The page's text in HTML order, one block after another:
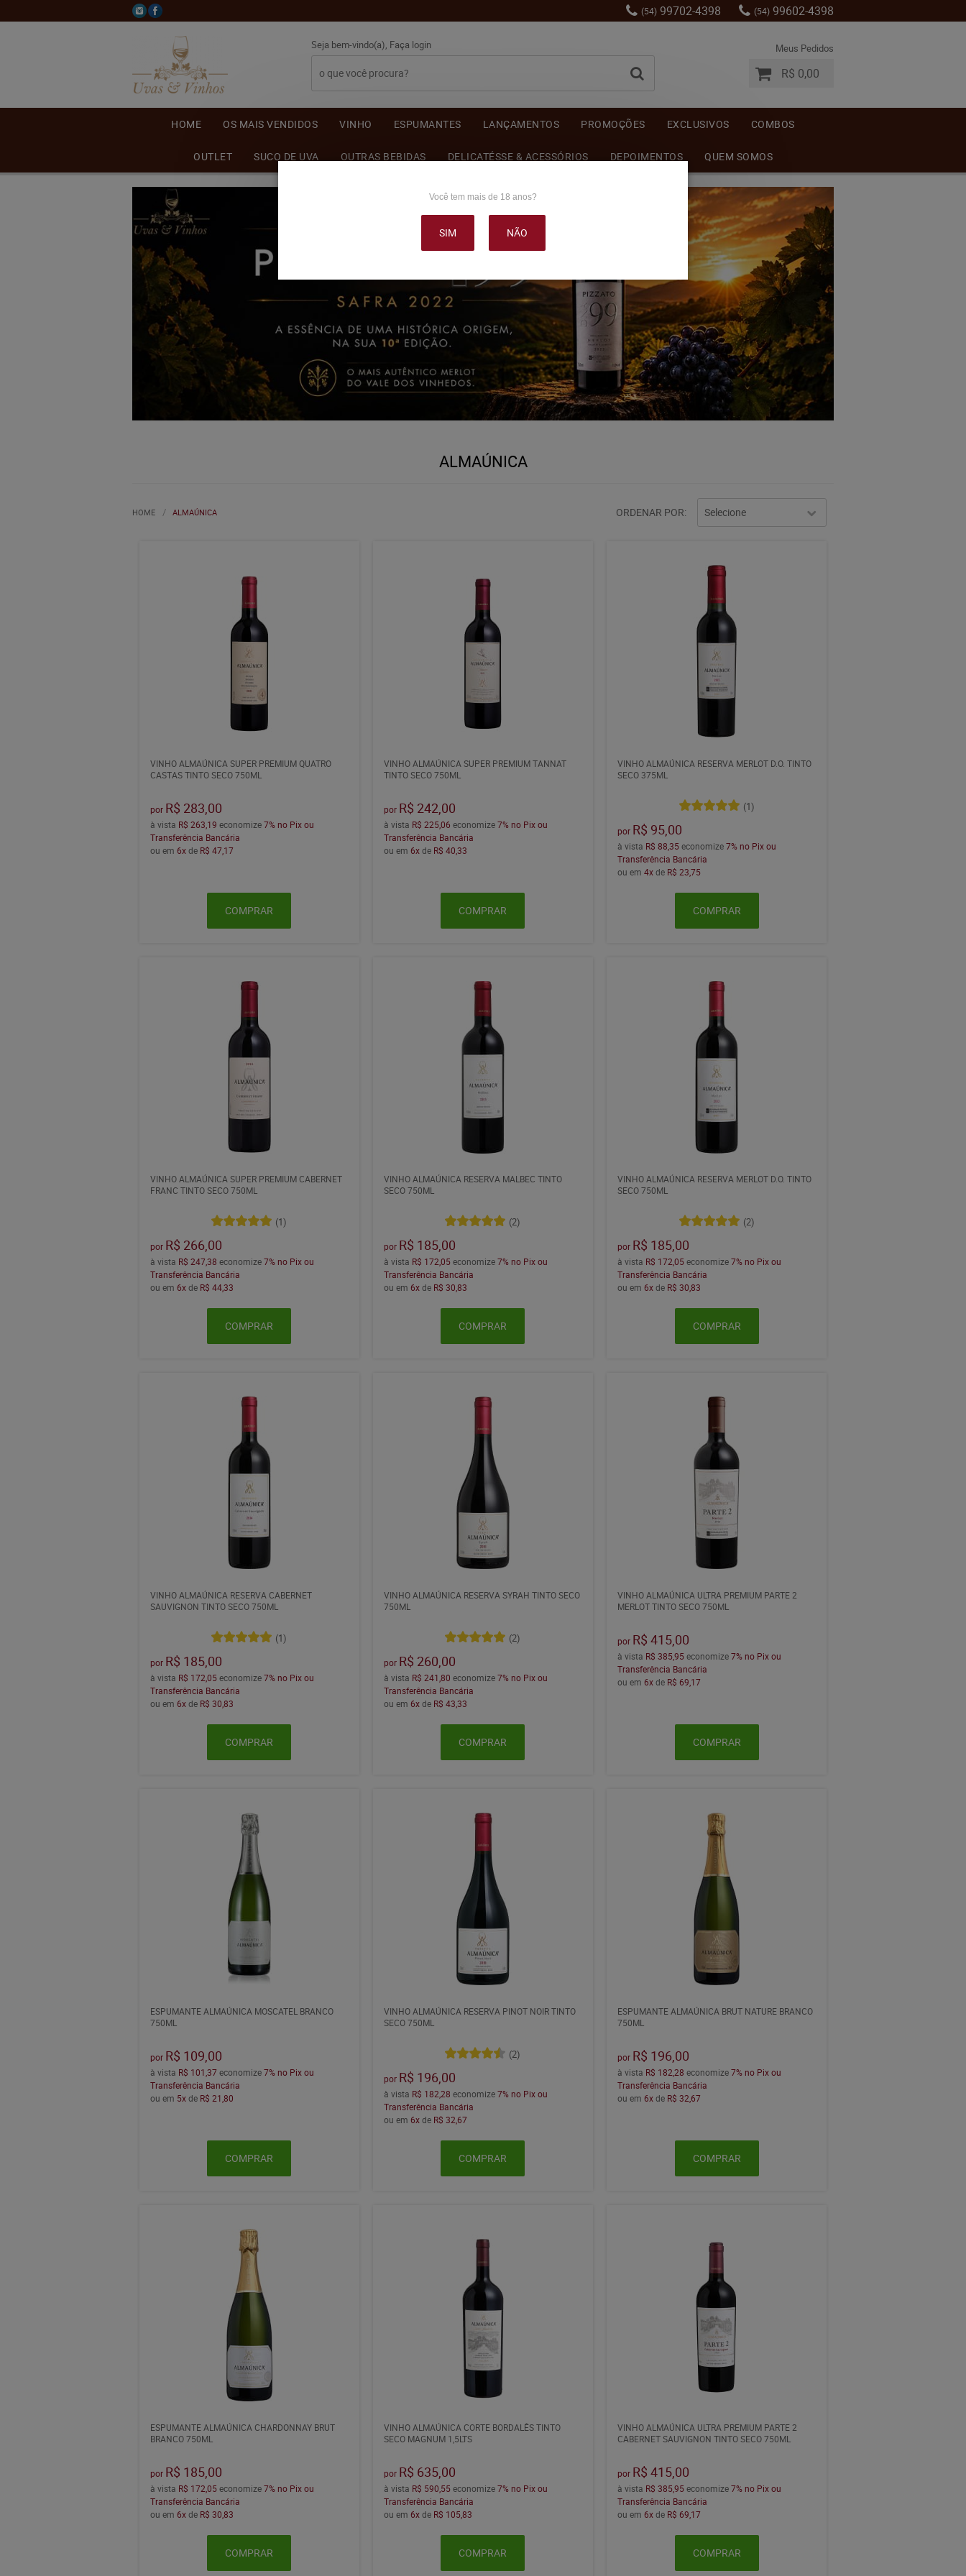
(54) 99702-4398 (54) 99602-4398
Seja bem-vindo(a), Faça login Meus Pedidos
R$ 0,00
HOME OS MAIS VENDIDOS VINHO ESPUMANTES LANÇAMENTOS PROMOÇÕES EXCLUSIVOS COMBOS
OUTLET SUCO DE UVA OUTRAS BEBIDAS DELICATÉSSE & ACESSÓRIOS DEPOIMENTOS QUEM SOMOS
ALMAÚNICA
HOME ALMAÚNICA ORDENAR POR Selecione
VINHO ALMAÚNICA SUPER PREMIUM QUATRO
CASTAS TINTO SECO 750ML
por R$ 283,00
à vista R$ 263,19 economize7% no Pix ou
Transferência Bancária
ou em 6xde R$ 47,17
COMPRAR
VINHO ALMAÚNICA SUPER PREMIUM TANNAT
TINTO SECO 750ML
por R$ 242,00
à vista R$ 225,06 economize7% no Pix ou
Transferência Bancária
ou em6xde R$ 40,33
COMPRAR
VINHO ALMAÚNICA RESERVA MERLOT D.O. TINTO
SECO 375ML
(1)
por R$ 95,00
à vista R$ 88,35economize7% no Pix ou
Transferência Bancária
ou em4xde R$ 23,75
COMPRAR
VINHO ALMAÚNICA SUPER PREMIUM CABERNET
FRANC TINTO SECO 750ML
(1)
por R$ 266,00
à vista R$ 247,38 economize7% no Pix ou
Transferência Bancária
ou em 6xde R$ 44,33
COMPRAR
VINHO ALMAÚNICA RESERVA MALBEC TINTO
SECO 750ML
(2)
por R$ 185,00
à vista R$ 172,05economize7% no Pix ou
Transferência Bancária
ou em6xde R$ 30,83
COMPRAR
VINHO ALMAÚNICA RESERVA MERLOT D.O. TINTO
SECO 750ML
(2)
por R$ 185,00
à vista R$ 172,05economize7% no Pix ou
Transferência Bancária
ou em6xde R$ 30,83
COMPRAR
VINHO ALMAÚNICA RESERVA CABERNET
SAUVIGNON TINTO SECO 750ML
(1)
por R$ 185,00
à vista R$ 172,05economize7% no Pix ou
Transferência Bancária
ou em 6xde R$ 30,83
COMPRAR
VINHO ALMAÚNICA RESERVA SYRAH TINTO SECO
750ML
(2)
por R$ 260,00
à vista R$ 241,80 economize7% no Pix ou
Transferência Bancária
ou em6xde R$ 43,33
COMPRAR
VINHO ALMAÚNICA ULTRA PREMIUM PARTE 2
MERLOT TINTO SECO 750ML
por R$ 415,00
à vista R$ 385,95economize7% no Pix ou
Transferência Bancária
ou em6xde R$ 69,17
COMPRAR
ESPUMANTE ALMAÚNICA MOSCATEL BRANCO
750ML
por R$ 109,00
à vista R$ 101,37economize7% no Pix ou
Transferência Bancária
ou em 5xde R$ 21,80
COMPRAR
VINHO ALMAÚNICA RESERVA PINOT NOIR TINTO
SECO 750ML
(2)
por R$ 196,00
à vista R$ 182,28 economize7% no Pix ou
Transferência Bancária
ou em6xde R$ 32,67
COMPRAR
ESPUMANTE ALMAÚNICA BRUT NATURE BRANCO
750ML
por R$ 196,00
à vista R$ 182,28 economize7% no Pix ou
Transferência Bancária
ou em6xde R$ 32,67
COMPRAR
ESPUMANTE ALMAÚNICA CHARDONNAY BRUT
BRANCO 750ML
por R$ 185,00
à vista R$ 172,05economize7% no Pix ou
Transferência Bancária
ou em 6xde R$ 30,83
COMPRAR
VINHO ALMAÚNICA CORTE BORDALÊS TINTO
SECO MAGNUM 1,5LTS
por R$ 635,00
à vista R$ 590,55economize7% no Pix ou
Transferência Bancária
ou em6xde R$ 105,83
COMPRAR
VINHO ALMAÚNICA ULTRA PREMIUM PARTE 2
CABERNET SAUVIGNON TINTO SECO 750ML
por R$ 415,00
à vista R$ 385,95economize7% no Pix ou
Transferência Bancária
ou em6xde R$ 69,17
COMPRAR
Você tem mais de 18 anos?
SIM NÃO